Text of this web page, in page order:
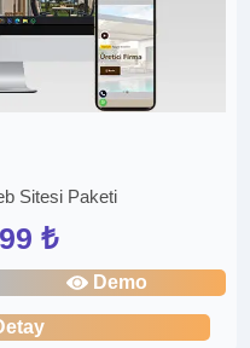
Sitesi Paketi
₺
Demo